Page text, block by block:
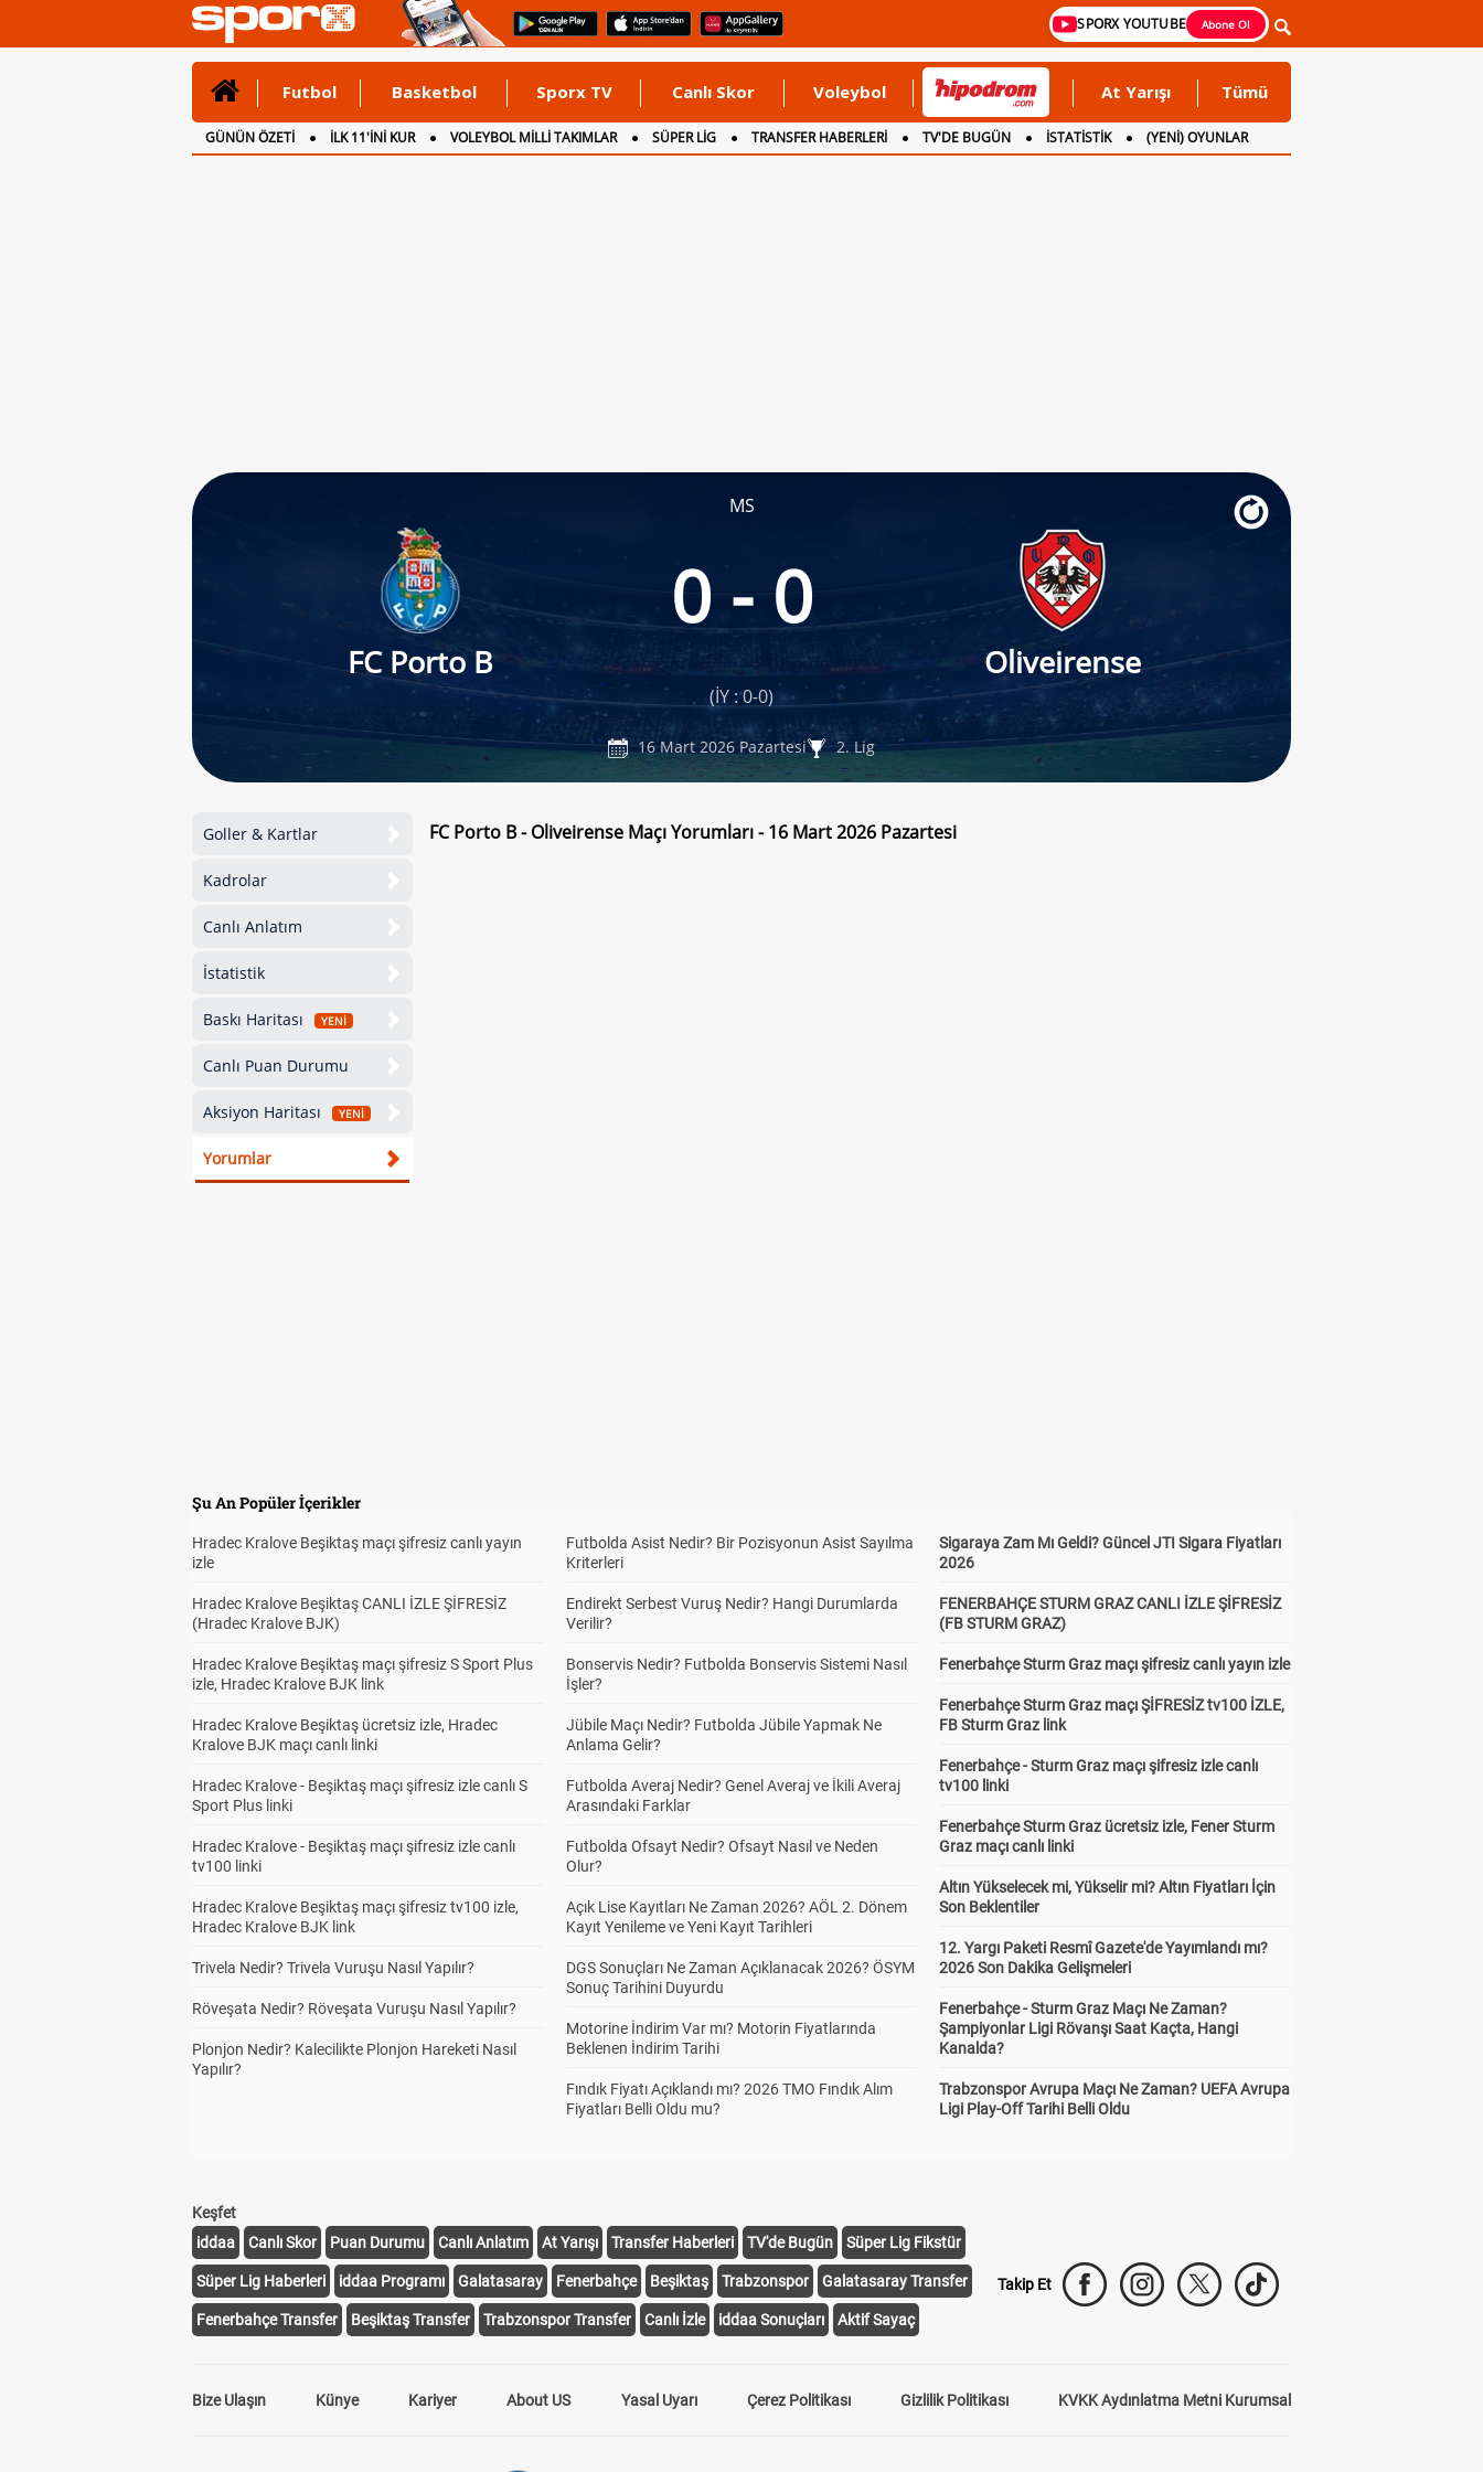
SPORX YOUTUBE Abone Ol
Futbol Basketbol Sporx TV Canlı Skor Voleybol At Yarışı Tümü
GÜNÜN ÖZETİ İLK 11'İNİ KUR VOLEYBOL MİLLİ TAKIMLAR SÜPER LİG TRANSFER HABERLERİ TV'DE BUGÜN İSTATİSTİK
(YENİ) OYUNLAR
CANLI ANLATIM
İNGİLTERE
MS
FC Porto B
0 - 0
Oliveirense
(İY : 0-0)
16 Mart 2026 Pazartesi 2. Lig
Goller & Kartlar
Kadrolar
Canlı Anlatım
İstatistik
Baskı Haritası YENİ
Canlı Puan Durumu
Aksiyon Haritası YENİ
Yorumlar
FC Porto B - Oliveirense Maçı Yorumları - 16 Mart 2026 Pazartesi
Şu An Popüler İçerikler
Hradec Kralove Beşiktaş maçı şifresiz canlı yayın
izle
Hradec Kralove Beşiktaş CANLI İZLE ŞİFRESİZ
(Hradec Kralove BJK)
Hradec Kralove Beşiktaş maçı şifresiz S Sport Plus
izle, Hradec Kralove BJK link
Hradec Kralove Beşiktaş ücretsiz izle, Hradec
Kralove BJK maçı canlı linki
Hradec Kralove - Beşiktaş maçı şifresiz izle canlı S
Sport Plus linki
Hradec Kralove - Beşiktaş maçı şifresiz izle canlı
tv100 linki
Hradec Kralove Beşiktaş maçı şifresiz tv100 izle,
Hradec Kralove BJK link
Trivela Nedir? Trivela Vuruşu Nasıl Yapılır?
Röveşata Nedir? Röveşata Vuruşu Nasıl Yapılır?
Plonjon Nedir? Kalecilikte Plonjon Hareketi Nasıl
Yapılır?
Futbolda Asist Nedir? Bir Pozisyonun Asist Sayılma
Kriterleri
Endirekt Serbest Vuruş Nedir? Hangi Durumlarda
Verilir?
Bonservis Nedir? Futbolda Bonservis Sistemi Nasıl
İşler?
Jübile Maçı Nedir? Futbolda Jübile Yapmak Ne
Anlama Gelir?
Futbolda Averaj Nedir? Genel Averaj ve İkili Averaj
Arasındaki Farklar
Futbolda Ofsayt Nedir? Ofsayt Nasıl ve Neden
Olur?
Açık Lise Kayıtları Ne Zaman 2026? AÖL 2. Dönem
Kayıt Yenileme ve Yeni Kayıt Tarihleri
DGS Sonuçları Ne Zaman Açıklanacak 2026? ÖSYM
Sonuç Tarihini Duyurdu
Motorine İndirim Var mı? Motorin Fiyatlarında
Beklenen İndirim Tarihi
Fındık Fiyatı Açıklandı mı? 2026 TMO Fındık Alım
Fiyatları Belli Oldu mu?
Sigaraya Zam Mı Geldi? Güncel JTI Sigara Fiyatları
2026
FENERBAHÇE STURM GRAZ CANLI İZLE ŞİFRESİZ
(FB STURM GRAZ)
Fenerbahçe Sturm Graz maçı şifresiz canlı yayın izle
Fenerbahçe Sturm Graz maçı ŞİFRESİZ tv100 İZLE,
FB Sturm Graz link
Fenerbahçe - Sturm Graz maçı şifresiz izle canlı
tv100 linki
Fenerbahçe Sturm Graz ücretsiz izle, Fener Sturm
Graz maçı canlı linki
Altın Yükselecek mi, Yükselir mi? Altın Fiyatları İçin
Son Beklentiler
12. Yargı Paketi Resmî Gazete'de Yayımlandı mı?
2026 Son Dakika Gelişmeleri
Fenerbahçe - Sturm Graz Maçı Ne Zaman?
Şampiyonlar Ligi Rövanşı Saat Kaçta, Hangi
Kanalda?
Trabzonspor Avrupa Maçı Ne Zaman? UEFA Avrupa
Ligi Play-Off Tarihi Belli Oldu
Keşfet
iddaa
Canlı Skor Puan Durumu Canlı Anlatım At Yarışı Transfer Haberleri TV'de Bugün Süper Lig Fikstür
Süper Lig Haberleri iddaa Programı Galatasaray Fenerbahçe Beşiktaş Trabzonspor Galatasaray Transfer
Fenerbahçe Transfer Beşiktaş Transfer Trabzonspor Transfer Canlı İzle iddaa Sonuçları Aktif Sayaç
Takip Et
Bize Ulaşın Künye Kariyer About US Yasal Uyarı Çerez Politikası Gizlilik Politikası KVKK Aydınlatma Metni Kurumsal